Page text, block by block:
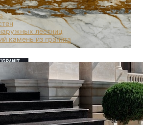
лестниц
камень из гранита